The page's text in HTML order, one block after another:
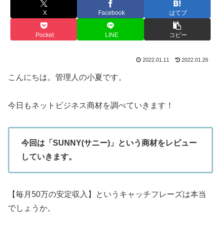
X Facebook はてブ
Pocket LINE コピー
2022.01.11 2022.01.26
こんにちは。管理人の小夏です。
今日もネットビジネス商材を調べていきます！
今回は「SUNNY(サニー)」という商材をレビュー
していきます。
【毎月50万の安定収入】というキャッチフレーズは本当
でしょうか。